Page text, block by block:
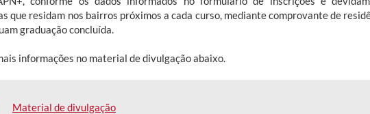
que residam nos bairros próximos a cada curso, mediante comprovante de
graduação concluída.
informações no material de divulgação abaixo.
Material de divulgação